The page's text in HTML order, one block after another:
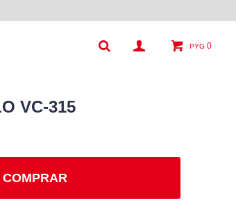
PYG 0
VC-315
COMPRAR